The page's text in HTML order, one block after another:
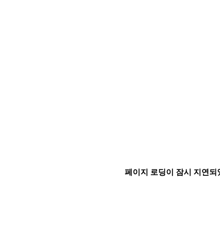
페이지 로딩이 잠시 지연